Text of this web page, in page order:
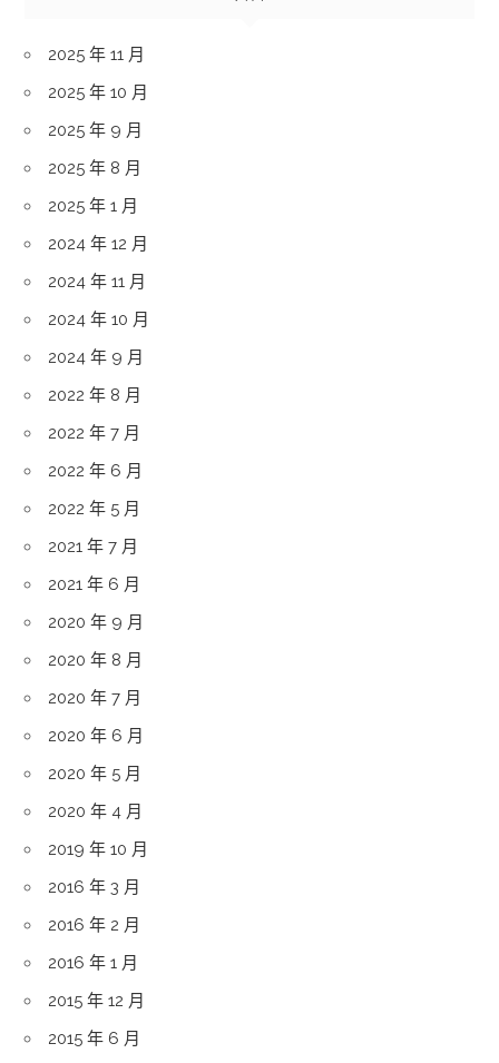
2025 年 11 月
2025 年 10 月
2025 年 9 月
2025 年 8 月
2025 年 1 月
2024 年 12 月
2024 年 11 月
2024 年 10 月
2024 年 9 月
2022 年 8 月
2022 年 7 月
2022 年 6 月
2022 年 5 月
2021 年 7 月
2021 年 6 月
2020 年 9 月
2020 年 8 月
2020 年 7 月
2020 年 6 月
2020 年 5 月
2020 年 4 月
2019 年 10 月
2016 年 3 月
2016 年 2 月
2016 年 1 月
2015 年 12 月
2015 年 6 月